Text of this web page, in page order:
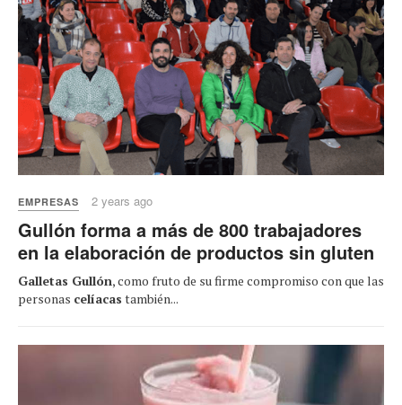
EMPRESAS 2 years ago
Gullón forma a más de 800 trabajadores
en la elaboración de productos sin gluten
Galletas Gullón, como fruto de su firme compromiso con que las
personas celíacas también...